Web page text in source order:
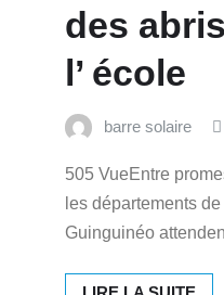
des
l’ école
barre solaire
505 VueEntre
les départements
Guinguinéo